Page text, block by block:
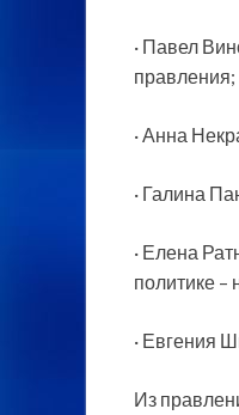
· Павел
правления;
· Анна
· Галина
· Елена
политике –
· Евгения
Из